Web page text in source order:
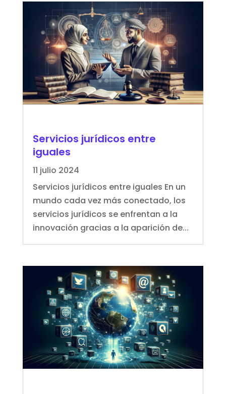
Servicios jurídicos entre
iguales
11 julio 2024
Servicios jurídicos entre iguales En un
mundo cada vez más conectado, los
servicios jurídicos se enfrentan a la
innovación gracias a la aparición de...